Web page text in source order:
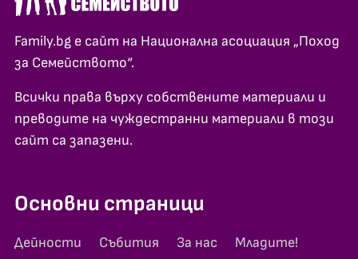
Family.bg е сайт на Национална асоциация „Поход
за Семейството“.
Всички права върху собствените материали и
преводите на чуждестранни материали в този
сайт са запазени.
Основни страници
Дейности Събития За нас Младите!